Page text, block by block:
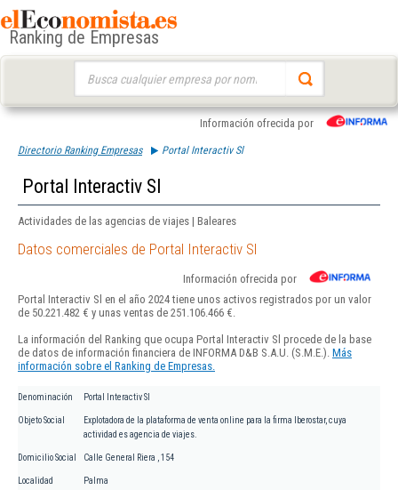
Ranking de Empresas
Información ofrecida por
Directorio Ranking Empresas Portal Interactiv Sl
Portal Interactiv Sl
Actividades de las agencias de viajes | Baleares
Datos comerciales de Portal Interactiv Sl
Información ofrecida por
Portal Interactiv Sl en el año 2024 tiene unos activos registrados por un valor
de 50.221.482 € y unas ventas de 251.106.466 €.
La información del Ranking que ocupa Portal Interactiv Sl procede de la base
de datos de información financiera de INFORMA D&B S.A.U. (S.M.E.). Más
información sobre el Ranking de Empresas.
Denominación Portal Interactiv Sl
Objeto Social
Explotadora de la plataforma de venta online para la firma Iberostar, cuya
actividad es agencia de viajes.
Domicilio Social Calle General Riera , 154
Localidad Palma